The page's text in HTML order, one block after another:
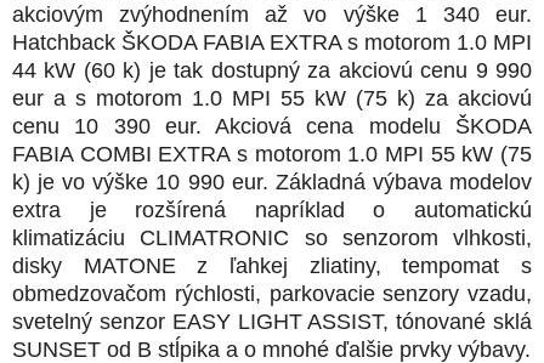
akciovým zvýhodnením až vo výške 1 340 eur.
Hatchback ŠKODA FABIA EXTRA s motorom 1.0 MPI
44 kW (60 k) je tak dostupný za akciovú cenu 9 990
eur a s motorom 1.0 MPI 55 kW (75 k) za akciovú
cenu 10 390 eur. Akciová cena modelu ŠKODA
FABIA COMBI EXTRA s motorom 1.0 MPI 55 kW (75
k) je vo výške 10 990 eur. Základná výbava modelov
extra je rozšírená napríklad o automatickú
klimatizáciu CLIMATRONIC so senzorom vlhkosti,
disky MATONE z ľahkej zliatiny, tempomat s
obmedzovačom rýchlosti, parkovacie senzory vzadu,
svetelný senzor EASY LIGHT ASSIST, tónované sklá
SUNSET od B stĺpika a o mnohé ďalšie prvky výbavy.